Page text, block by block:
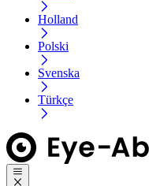
Holland
Polski
Svenska
Türkçe